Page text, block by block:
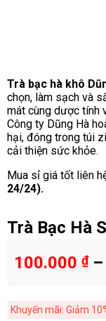
Trà bạc hà khô
chọn, làm sạch và
mát cùng dược tính
Công ty Dũng Hà
hại, đóng trong túi
cải thiện sức khỏe.
Mua sỉ giá tốt liên
24/24).
Trà Bạc Hà
100.000 ₫–
Khuyến mãi: Giảm